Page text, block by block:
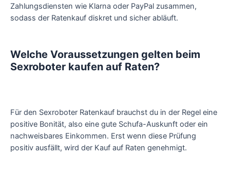
Zahlungsdiensten wie Klarna oder PayPal zusammen,
sodass der Ratenkauf diskret und sicher abläuft.
Welche Voraussetzungen gelten beim
Sexroboter kaufen auf Raten?
Für den Sexroboter Ratenkauf brauchst du in der Regel eine
positive Bonität, also eine gute Schufa-Auskunft oder ein
nachweisbares Einkommen. Erst wenn diese Prüfung
positiv ausfällt, wird der Kauf auf Raten genehmigt.